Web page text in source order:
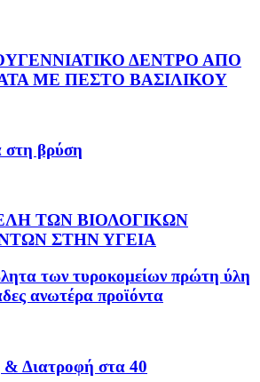
ΔΕΝΤΡΟ ΑΠΟ
ΜΕ ΠΕΣΤΟ ΒΑΣΙΛΙΚΟΥ
βρύση
ΤΩΝ ΒΙΟΛΟΓΙΚΩΝ
ΣΤΗΝ ΥΓΕΙΑ
των τυροκομείων πρώτη ύλη
ανωτέρα προϊόντα
Διατροφή στα 40